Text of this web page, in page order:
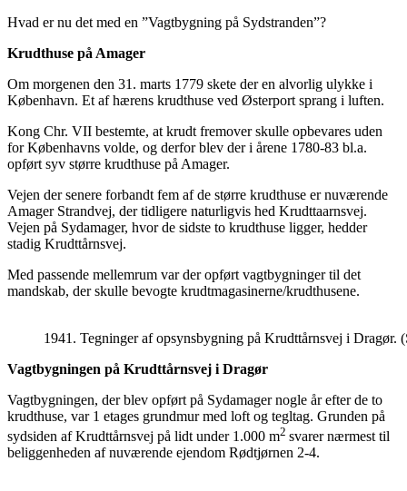
Hvad er nu det med en ”Vagtbygning på Sydstranden”?
Krudthuse på Amager
Om morgenen den 31. marts 1779 skete der en alvorlig ulykke i
København. Et af hærens krudthuse ved Østerport sprang i luften.
Kong Chr. VII bestemte, at krudt fremover skulle opbevares uden
for Københavns volde, og derfor blev der i årene 1780-83 bl.a.
opført syv større krudthuse på Amager.
Vejen der senere forbandt fem af de større krudthuse er nuværende
Amager Strandvej, der tidligere naturligvis hed Krudttaarnsvej.
Vejen på Sydamager, hvor de sidste to krudthuse ligger, hedder
stadig Krudttårnsvej.
Med passende mellemrum var der opført vagtbygninger til det
mandskab, der skulle bevogte krudtmagasinerne/krudthusene.
1941. Tegninger af opsynsbygning på Krudttårnsvej i
Vagtbygningen på Krudttårnsvej i Dragør
Vagtbygningen, der blev opført på Sydamager nogle år efter de to
krudthuse, var 1 etages grundmur med loft og tegltag. Grunden på
sydsiden af Krudttårnsvej på lidt under 1.000 m2 svarer nærmest til
beliggenheden af nuværende ejendom Rødtjørnen 2-4.